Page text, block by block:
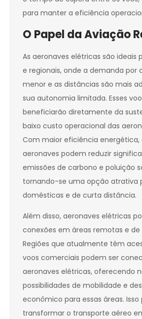
para manter a eficiência
O Papel da Aviação
As aeronaves elétricas são ideais
e regionais, onde a demanda por
menor e as distâncias são mais
sua autonomia limitada. Esses
beneficiarão diretamente da
baixo custo operacional das
Com maior eficiência energética,
aeronaves podem reduzir
emissões de carbono e poluição
tornando-se uma opção atrativa
domésticas e de curta distância.
Além disso, aeronaves elétricas
conexões em áreas remotas e de
Regiões que atualmente têm
voos comerciais podem ser
aeronaves elétricas, oferecendo
possibilidades de mobilidade e
econômico para essas áreas. Isso
transformar o transporte aéreo